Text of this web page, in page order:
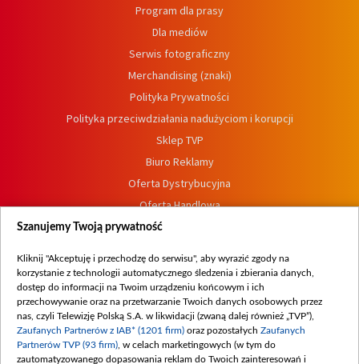
Program dla prasy
Dla mediów
Serwis fotograficzny
Merchandising (znaki)
Polityka Prywatności
Polityka przeciwdziałania nadużyciom i korupcji
Sklep TVP
Biuro Reklamy
Oferta Dystrybucyjna
Oferta Handlowa
Dostępność
Procedura zgłoszeń wewnętrznych
Szanujemy Twoją prywatność
Kliknij "Akceptuję i przechodzę do serwisu", aby wyrazić zgody na
korzystanie z technologii automatycznego śledzenia i zbierania danych,
dostęp do informacji na Twoim urządzeniu końcowym i ich
przechowywanie oraz na przetwarzanie Twoich danych osobowych przez
nas, czyli Telewizję Polską S.A. w likwidacji (zwaną dalej również „TVP”),
Zaufanych Partnerów z IAB* (1201 firm) oraz pozostałych Zaufanych
Partnerów TVP (93 firm) , w celach marketingowych (w tym do
zautomatyzowanego dopasowania reklam do Twoich zainteresowań i